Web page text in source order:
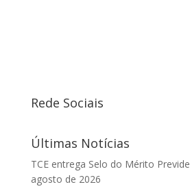
Rede Sociais
Últimas Notícias
TCE entrega Selo do Mérito
agosto de 2026